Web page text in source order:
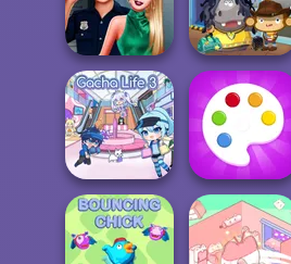
Zombie
Romance
Cat Sorter Puzzle
Style Police
Officer
Dr. Panda Airport